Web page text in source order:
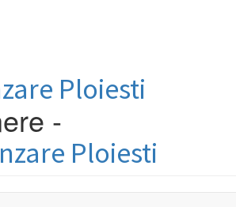
Ploiesti
-
Ploiesti